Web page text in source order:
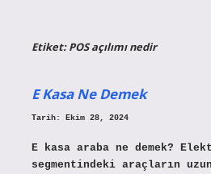
Etiket:POS açılımı nedir
E Kasa Ne Demek
Tarih: Ekim 28, 2024
E kasa araba ne demek?
segmentindeki araçların